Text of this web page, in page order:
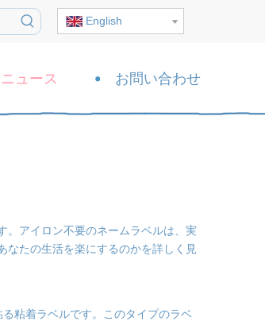
English
ニュース お問い合わせ
。アイロン不要のネームラベルは、実
たの生活を楽にするのかを詳しく見
粘着ラベルです。このタイプのラベ